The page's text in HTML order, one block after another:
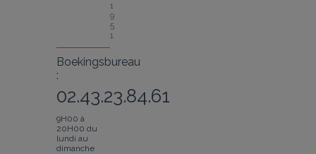
1
9
5
1
Boekingsbureau
:
02.43.23.84.61
9H00 à
20H00 du
lundi au
dimanche